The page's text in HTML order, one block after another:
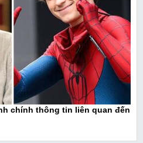
chính thông tin liên quan đến